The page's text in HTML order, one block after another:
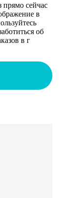
прямо сейчас
в
об
в г